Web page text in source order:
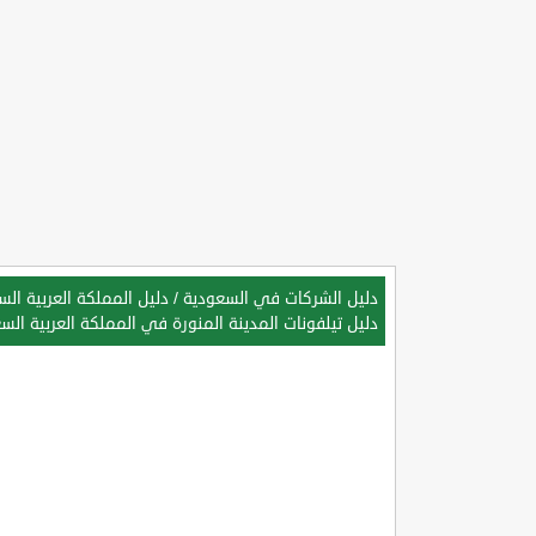
دليل الشركات في السعودية / دليل المملكة العربية
دليل تيلفونات المدينة المنورة في المملكة العربية